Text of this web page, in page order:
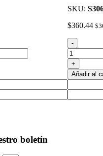
SKU:
$360.44 $
54
x
27
Pared
de
-
+
Añadir al
boletín